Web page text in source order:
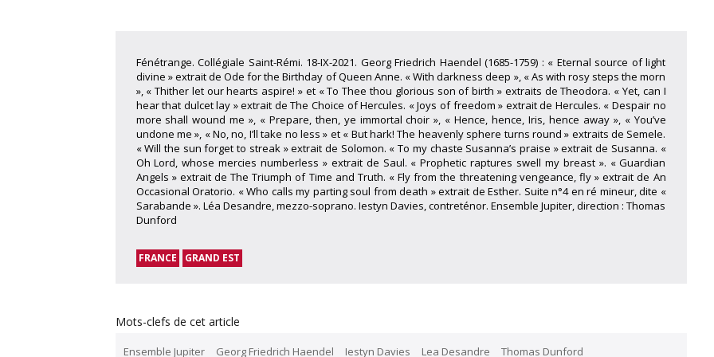
Fénétrange. Collégiale Saint-Rémi. 18-IX-2021. Georg Friedrich Haendel (1685-1759) : « Eternal source of light
divine » extrait de Ode for the Birthday of Queen Anne. « With darkness deep », « As with rosy steps the morn
», « Thither let our hearts aspire! » et « To Thee thou glorious son of birth » extraits de Theodora. « Yet, can I
hear that dulcet lay » extrait de The Choice of Hercules. « Joys of freedom » extrait de Hercules. « Despair no
more shall wound me », « Prepare, then, ye immortal choir », « Hence, hence, Iris, hence away », « You’ve
undone me », « No, no, I’ll take no less » et « But hark! The heavenly sphere turns round » extraits de Semele.
« Will the sun forget to streak » extrait de Solomon. « To my chaste Susanna’s praise » extrait de Susanna. «
Oh Lord, whose mercies numberless » extrait de Saul. « Prophetic raptures swell my breast ». « Guardian
Angels » extrait de The Triumph of Time and Truth. « Fly from the threatening vengeance, fly » extrait de An
Occasional Oratorio. « Who calls my parting soul from death » extrait de Esther. Suite n°4 en ré mineur, dite «
Sarabande ». Léa Desandre, mezzo-soprano. Iestyn Davies, contreténor. Ensemble Jupiter, direction : Thomas
Dunford
FRANCE GRAND EST
Mots-clefs de cet article
Ensemble Jupiter Georg Friedrich Haendel Iestyn Davies Lea Desandre Thomas Dunford